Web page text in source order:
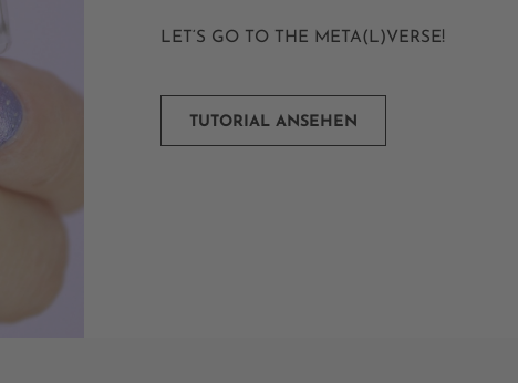
LET‘S GO TO THE META(L)VERSE!​
TUTORIAL ANSEHEN